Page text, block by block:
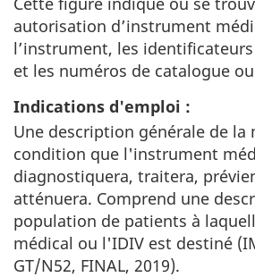
autorisation d’instrument
l’instrument, les
et les numéros de catalogue
Indications d'emploi :
Une description générale de la
condition que l'instrument
diagnostiquera, traitera,
atténuera. Comprend une
population de patients à
médical ou l'IDIV est destiné
GT/N52, FINAL, 2019).